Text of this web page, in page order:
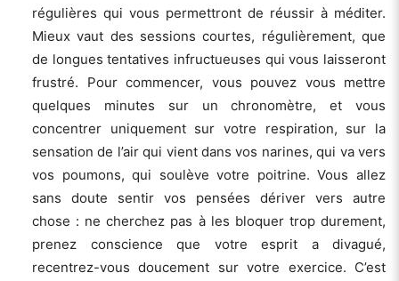
régulières qui vous permettront de réussir à méditer.
Mieux vaut des sessions courtes, régulièrement, que
de longues tentatives infructueuses qui vous laisseront
frustré. Pour commencer, vous pouvez vous mettre
quelques minutes sur un chronomètre, et vous
concentrer uniquement sur votre respiration, sur la
sensation de l’air qui vient dans vos narines, qui va vers
vos poumons, qui soulève votre poitrine. Vous allez
sans doute sentir vos pensées dériver vers autre
chose : ne cherchez pas à les bloquer trop durement,
prenez conscience que votre esprit a divagué,
recentrez-vous doucement sur votre exercice. C’est